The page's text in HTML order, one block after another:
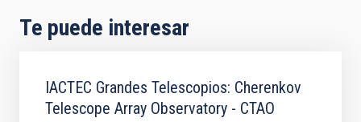
Te puede interesar
IACTEC Grandes Telescopios: Cherenkov
Telescope Array Observatory - CTAO